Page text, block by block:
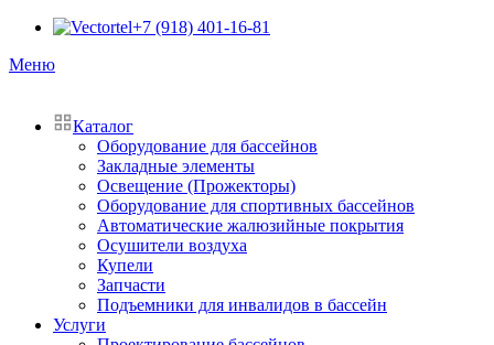
+7 (918) 401-16-81
Меню
Каталог
Оборудование для бассейнов
Закладные элементы
Освещение (Прожекторы)
Оборудование для спортивных бассейнов
Автоматические жалюзийные покрытия
Осушители воздуха
Купели
Запчасти
Подъемники для инвалидов в бассейн
Услуги